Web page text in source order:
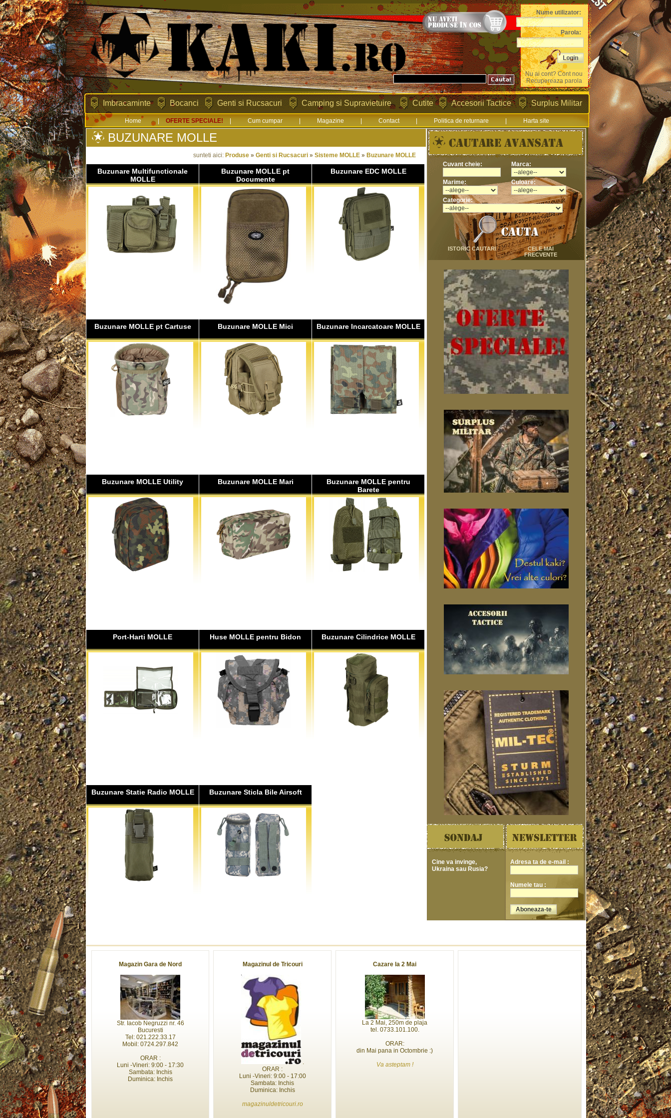
Nume utilizator:
Parola:
Nu ai cont? Cont nou
Recupereaza parola
Imbracaminte Bocanci Genti si Rucsacuri Camping si Supravietuire Cutite Accesorii Tactice Surplus Militar
Home OFERTE SPECIALE! Cum cumpar Magazine Contact Politica de returnare Harta site
BUZUNARE MOLLE
sunteti aici: Produse » Genti si Rucsacuri » Sisteme MOLLE » Buzunare MOLLE
Buzunare Multifunctionale
MOLLE
Buzunare MOLLE pt
Documente
Buzunare EDC MOLLE
Buzunare MOLLE pt Cartuse Buzunare MOLLE Mici Buzunare Incarcatoare MOLLE
Buzunare MOLLE Utility Buzunare MOLLE Mari
Buzunare MOLLE pentru
Barete
Port-Harti MOLLE Huse MOLLE pentru Bidon Buzunare Cilindrice MOLLE
Buzunare Statie Radio MOLLE Buzunare Sticla Bile Airsoft
Cuvant cheie: Marca:
Marime: Culoare:
Categorie:
ISTORIC CAUTARI
CELE MAI
FRECVENTE
Cine va invinge,
Ukraina sau Rusia?
Adresa ta de e-mail :
Numele tau :
Magazin Gara de Nord
Str. Iacob Negruzzi nr. 46
Bucuresti
Tel: 021.222.33.17
Mobil: 0724.297.842
ORAR :
Luni -Vineri: 9:00 - 17:30
Sambata: Inchis
Duminica: Inchis
Magazinul de Tricouri
.
ORAR :
Luni -Vineri: 9:00 - 17:00
Sambata: Inchis
Duminica: Inchis
magazinuldetricouri.ro
Cazare la 2 Mai
La 2 Mai, 250m de plaja
tel. 0733.101.100.
ORAR:
din Mai pana in Octombrie :)
Va asteptam !